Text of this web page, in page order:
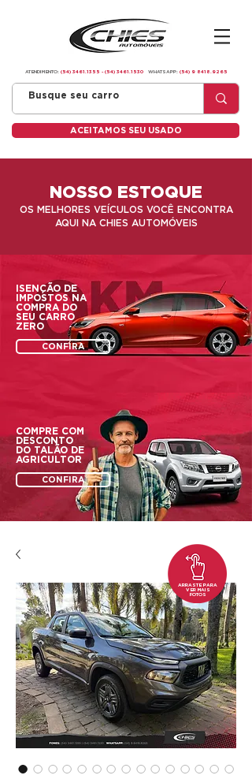
ATENDIMENTO: (54) 3461.1355 -(54) 3461.1530 WHATSAPP: (54) 9 8418.9265
ACEITAMOS SEU USADO
NOSSO ESTOQUE
OS MELHORES VEÍCULOS VOCÊ ENCONTRA
AQUI NA CHIES AUTOMÓVEIS
ISENÇÃO DE
IMPOSTOS NA
COMPRA DO
SEU CARRO
ZERO
CONFIRA
COMPRE COM
DESCONTO
DO TALÃO DE
AGRICULTOR
CONFIRA
ARRASTE PARA
VER MAIS
FOTOS